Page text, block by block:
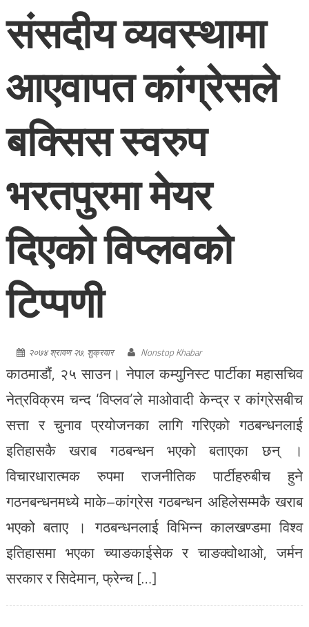
संसदीय व्यवस्थामा
आएवापत कांग्रेसले
बक्सिस स्वरुप
भरतपुरमा मेयर
दिएको विप्लवको
टिप्पणी
२०७४ श्रावण २७, शुक्रवार Nonstop Khabar
काठमाडौं, २५ साउन। नेपाल कम्युनिस्ट पार्टीका महासचिव
नेत्रविक्रम चन्द ‘विप्लव’ले माओवादी केन्द्र र कांग्रेसबीच
सत्ता र चुनाव प्रयोजनका लागि गरिएको गठबन्धनलाई
इतिहासकै खराब गठबन्धन भएको बताएका छन् ।
विचारधारात्मक रुपमा राजनीतिक पार्टीहरुबीच हुने
गठनबन्धनमध्ये माके–कांग्रेस गठबन्धन अहिलेसम्मकै खराब
भएको बताए । गठबन्धनलाई विभिन्न कालखण्डमा विश्व
इतिहासमा भएका च्याङकाईसेक र चाङक्वोथाओ, जर्मन
सरकार र सिदेमान, फ्रेन्च […]